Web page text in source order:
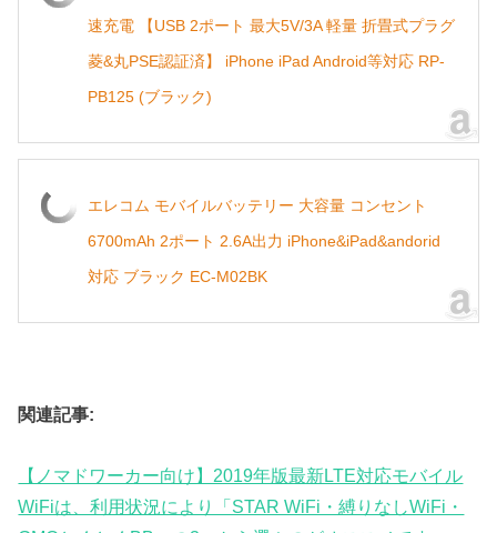
速充電 【USB 2ポート 最大5V/3A 軽量 折畳式プラグ
菱&丸PSE認証済】 iPhone iPad Android等対応 RP-
PB125 (ブラック)
エレコム モバイルバッテリー 大容量 コンセント
6700mAh 2ポート 2.6A出力 iPhone&iPad&andorid
対応 ブラック EC-M02BK
関連記事:
【ノマドワーカー向け】2019年版最新LTE対応モバイル
WiFiは、利用状況により「STAR WiFi・縛りなしWiFi・